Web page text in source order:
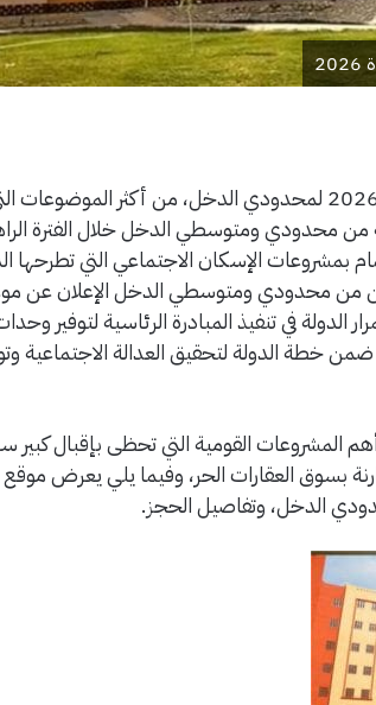
موعد طرح شقق الإسكان الاجتماعي 2026 لمحدودي الدخل، من أكثر
محدودي ومتوسطي الدخل خلال الفترة
بمشروعات الإسكان الاجتماعي التي تطرحها
من محدودي ومتوسطي الدخل الإعلان عن
ظل استمرار الدولة في تنفيذ المبادرة الرئاسية
خطة الدولة لتحقيق العدالة الاجتماعية
المشروعات القومية التي تحظى بإقبال كبير